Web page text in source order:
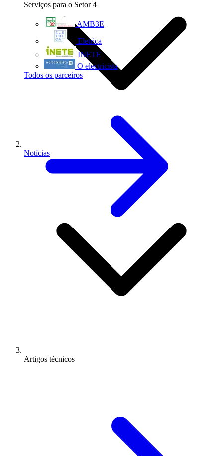
Serviços para o Setor 4
AMB3E
Eletrica
INETE
O electricista
Todos os parceiros
Notícias
Artigos técnicos